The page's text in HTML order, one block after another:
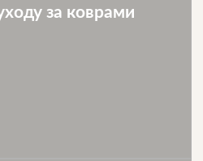
за коврами